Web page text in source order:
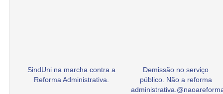
SindUni na marcha contra a
Reforma Administrativa.
Demissão no serviço
público. Não a reforma